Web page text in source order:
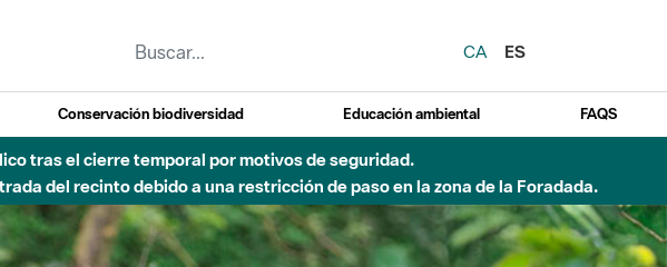
CA
ES
Conservación biodiversidad Educación ambiental FAQS
tras el cierre temporal por motivos de seguridad.
del recinto debido a una restricción de paso en la zona de la Foradada.